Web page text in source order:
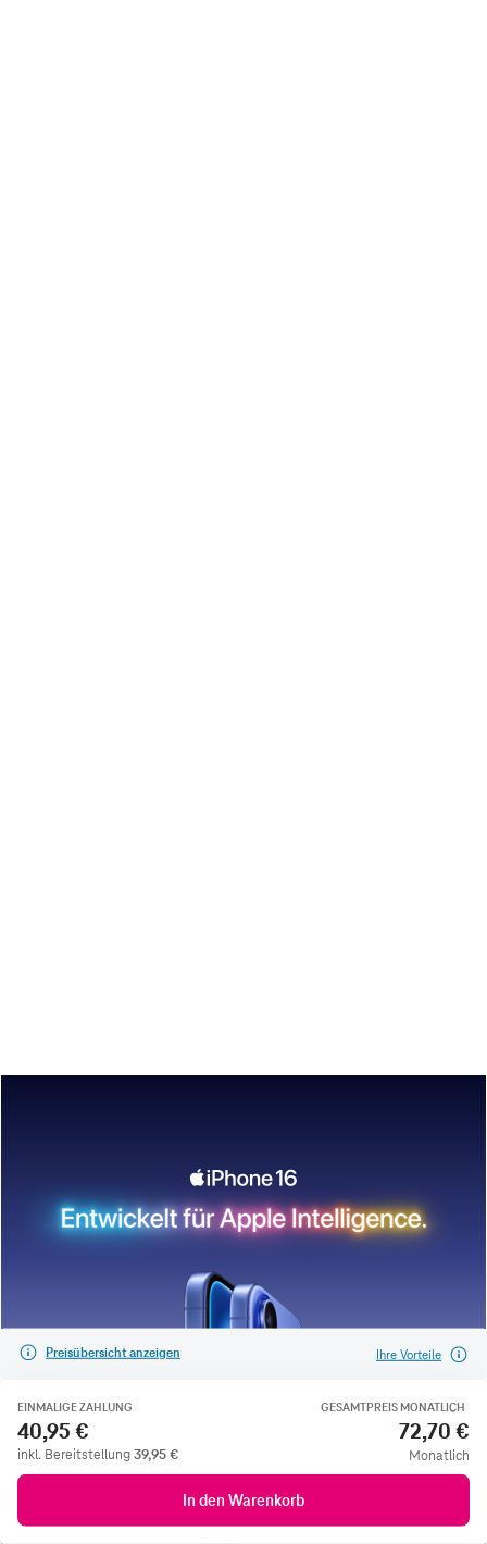
Preisübersicht anzeigen Ihre Vorteile
EINMALIGE ZAHLUNG
40,95 €
inkl. Bereitstellung39,95€
GESAMTPREIS MONATLICH
72,70 €
Monatlich
In den Warenkorb